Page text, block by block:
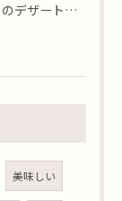
特別な日のデザートはいかがですか🍮✨？本日8月2日はおやつの...
美味しい